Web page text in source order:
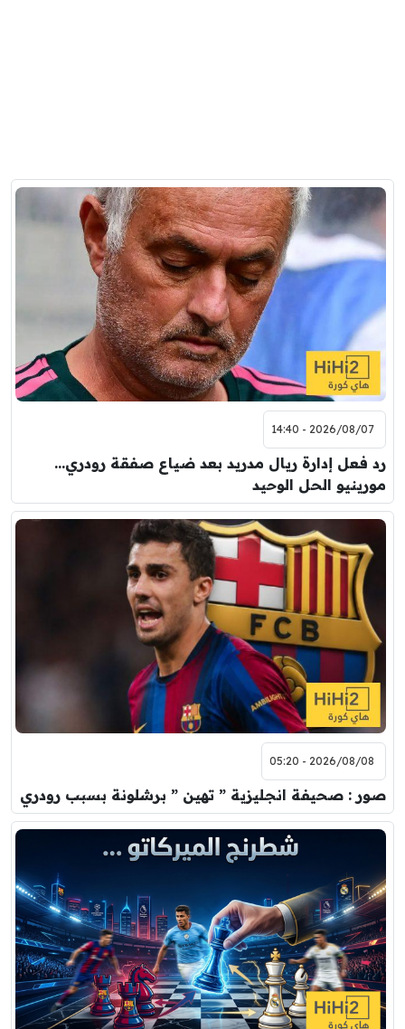
2026/08/07 - 14:40
رد فعل إدارة ريال مدريد بعد ضياع صفقة رودري…
مورينيو الحل الوحيد
2026/08/08 - 05:20
صور : صحيفة انجليزية ” تهين ” برشلونة بسبب رودري